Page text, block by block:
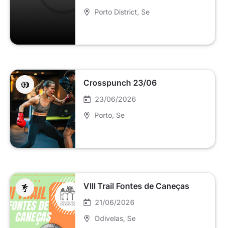
Porto District , Se
Crosspunch 23/06
23/06/2026
Porto , Se
VIII Trail Fontes de Caneças
21/06/2026
Odivelas , Se